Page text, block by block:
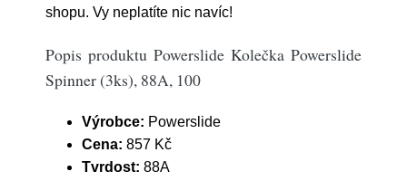
shopu. Vy neplatíte nic navíc!
Popis produktu Powerslide Kolečka Powerslide
Spinner (3ks), 88A, 100
Výrobce: Powerslide
Cena: 857 Kč
Tvrdost: 88A